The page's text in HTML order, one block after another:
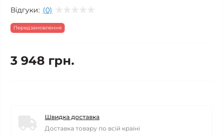
Відгуки: (0)
Передзамовлення
3 948 грн.
Швидка доставка
Доставка товару по всій країні